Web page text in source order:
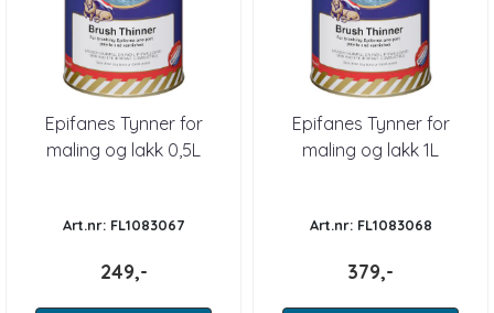
Epifanes Tynner for
maling og lakk 0,5L
Art.nr: FL1083067
249,-
Epifanes Tynner for
maling og lakk 1L
Art.nr: FL1083068
379,-